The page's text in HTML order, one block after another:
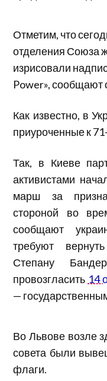
Отметим, что
отделения Союза
изрисовали
Power»,
Как известно, в
приуроченные к
Так, в Киеве
активистами
марш за
стороной во
сообщают
требуют
Степану
провозгласить 14
—
Во Львове возле
совета были
флаги.